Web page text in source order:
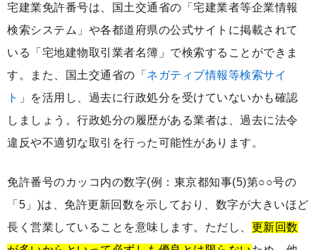
宅建業免許番号は、国土交通省の「宅建業者等企業情報
検索システム」や各都道府県の公式サイトに掲載されて
いる「宅地建物取引業者名簿」で検索することができま
す。また、国土交通省の「 ネガティブ情報等検索サイ
ト 」を活用し、過去に行政処分を受けていないかも確認
しましょう。行政処分の履歴がある業者は、過去に法令
違反や不適切な取引を行った可能性があります。
免許番号のカッコ内の数字(例：東京都知事(5)第○○号の
「5」)は、免許更新回数を示しており、数字が大きいほど
長く営業していることを意味します。ただし、 更新回数